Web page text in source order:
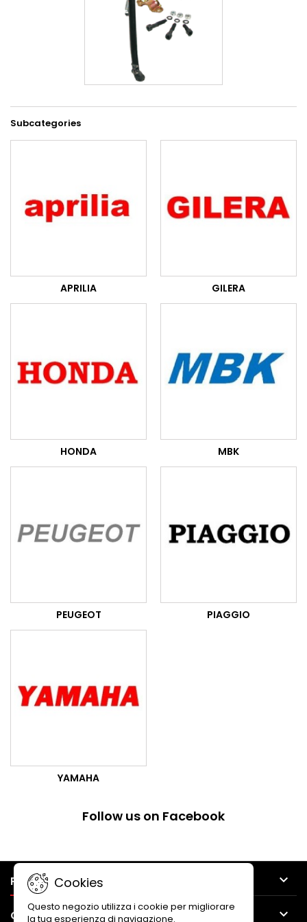
Subcategories
APRILIA GILERA
HONDA MBK
PEUGEOT PIAGGIO
YAMAHA
Follow us on Facebook
PRODUCTS 
OUR COMPANY 
Cookies
Questo negozio utilizza i cookie per migliorare
la tua esperienza di navigazione.